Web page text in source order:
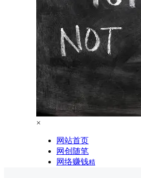
×
网站首页
网创随笔
网络赚钱精